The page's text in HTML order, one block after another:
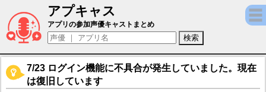
アプキャス
アリス（声優：柚原みう)【オトギフロンテ
アプリの参加声優キャストまとめ
7/23 ログイン機能に不具合が発生していました。現在
は復旧しています